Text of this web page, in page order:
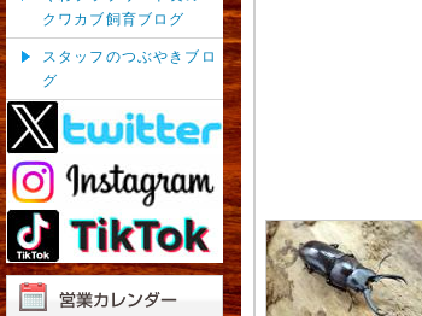
クワカブ飼育ブログ
スタッフのつぶやきブロ
グ